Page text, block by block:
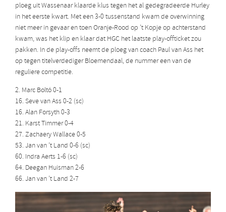
ploeg uit Wassenaar klaarde klus tegen het al gedegradeerde Hurley
in het eerste kwart. Met een 3-0 tussenstand kwam de overwinning
niet meer in gevaar en toen Oranje-Rood op ’t Kopje op achterstand
kwam, was het klip en klaar dat HGC het laatste play-offticket zou
pakken. In de play-offs neemt de ploeg van coach Paul van Ass het
op tegen titelverdediger Bloemendaal, de nummer een van de
reguliere competitie.
2. Marc Boltó 0-1
16. Seve van Ass 0-2 (sc)
16. Alan Forsyth 0-3
21. Karst Timmer 0-4
27. Zachaery Wallace 0-5
53. Jan van ’t Land 0-6 (sc)
60. Indra Aerts 1-6 (sc)
64. Deegan Huisman 2-6
66. Jan van ’t Land 2-7